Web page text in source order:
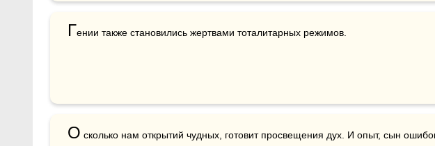
Гении также становились жертвами тоталитарных режимов.
О сколько нам открытий чудных, готовит просвещения дух. И опыт, сын